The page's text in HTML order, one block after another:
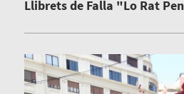
Llibrets de Falla "Lo Rat